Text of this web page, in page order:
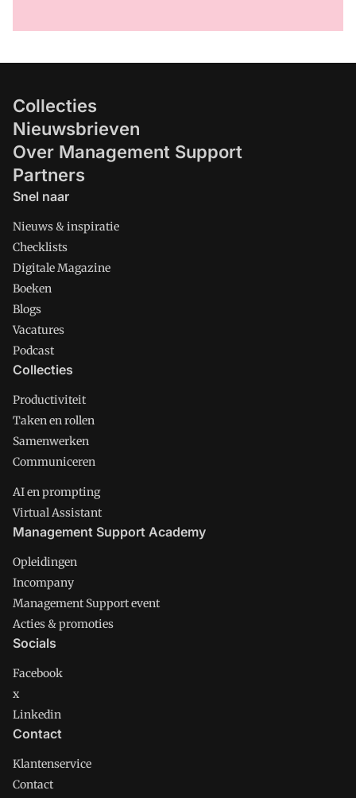
Collecties
Nieuwsbrieven
Over Management Support
Partners
Snel naar
Nieuws & inspiratie
Checklists
Digitale Magazine
Boeken
Blogs
Vacatures
Podcast
Collecties
Productiviteit
Taken en rollen
Samenwerken
Communiceren
AI en prompting
Virtual Assistant
Management Support Academy
Opleidingen
Incompany
Management Support event
Acties & promoties
Socials
Facebook
x
Linkedin
Contact
Klantenservice
Contact